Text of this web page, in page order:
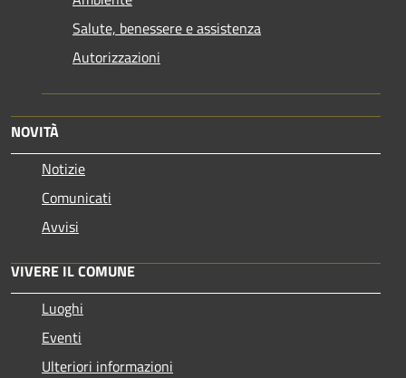
Salute, benessere e assistenza
Autorizzazioni
NOVITÀ
Notizie
Comunicati
Avvisi
VIVERE IL COMUNE
Luoghi
Eventi
Ulteriori informazioni